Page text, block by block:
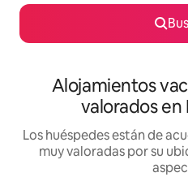
Alojamientos
valorados
Los huéspedes están de
muy valoradas por su